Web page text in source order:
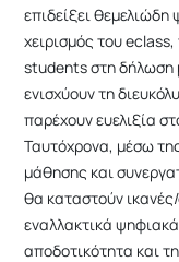
επιδείξει
χειρισμός του
students στη δήλωση
ενισχύουν τη
παρέχουν ευελιξία
Ταυτόχρονα, μέσω
μάθησης και
θα καταστούν ικανές/
εναλλακτικά
αποδοτικότητα και